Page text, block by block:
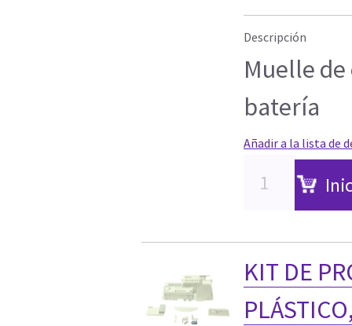
Descripción
Muelle
batería
Añadir a la lista de
KIT DE